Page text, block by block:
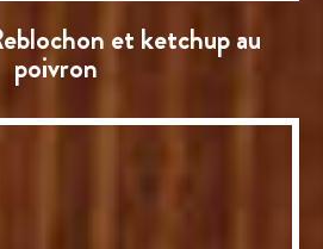
et ketchup au
poivron